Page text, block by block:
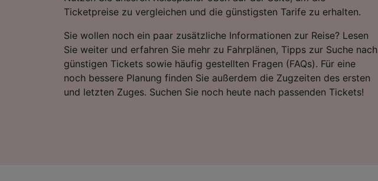
Ticketpreise zu vergleichen und die günstigsten Tarife zu erhalten.
Sie wollen noch ein paar zusätzliche Informationen zur Reise? Lesen
Sie weiter und erfahren Sie mehr zu Fahrplänen, Tipps zur Suche nach
günstigen Tickets sowie häufig gestellten Fragen (FAQs). Für eine
noch bessere Planung finden Sie außerdem die Zugzeiten des ersten
und letzten Zuges. Suchen Sie noch heute nach passenden Tickets!